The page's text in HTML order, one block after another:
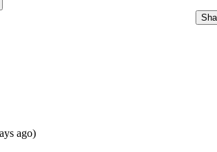
ago)